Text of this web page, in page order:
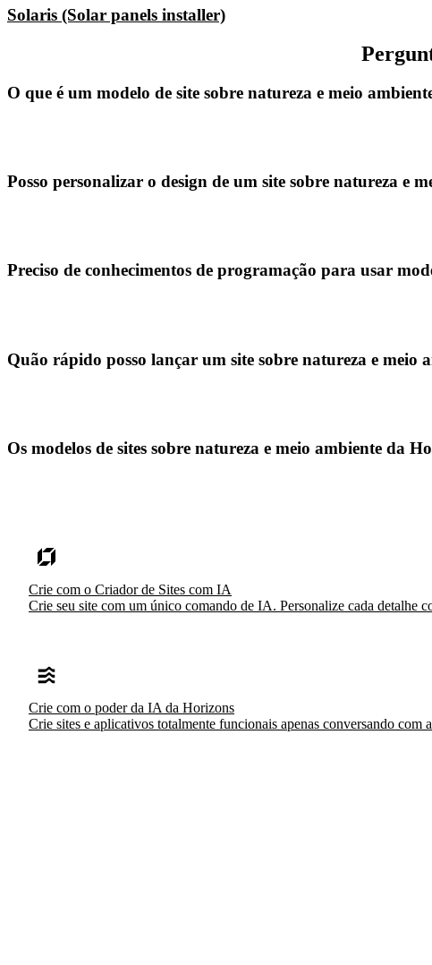
Solaris (Solar panels installer)
O que é um modelo de site sobre natureza e meio
Posso personalizar o design de um site sobre natureza e
Preciso de conhecimentos de programação para usar
Quão rápido posso lançar um site sobre natureza e meio
Os modelos de sites sobre natureza e meio ambiente da
Crie com o Criador de Sites com IA
Crie seu site com um único comando de IA. Personalize cada detalhe
Crie com o poder da IA da Horizons
Crie sites e aplicativos totalmente funcionais apenas conversando com